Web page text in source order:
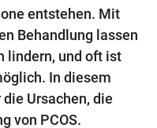
entstehen. Mit
Behandlung lassen
lindern, und oft ist
In diesem
Ursachen, die
von PCOS.